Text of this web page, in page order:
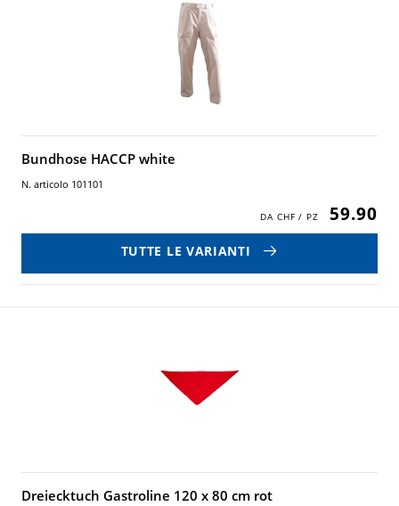
Bundhose HACCP white
N. articolo 101101
59.90
TUTTE LE VARIANTI
Dreiecktuch Gastroline 120 x 80 cm rot